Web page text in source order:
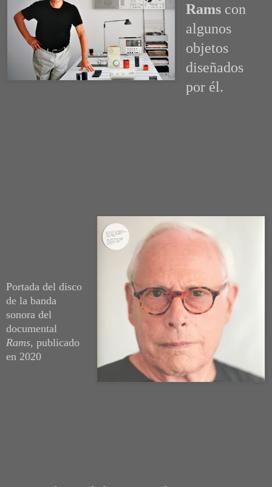
Rams con
algunos
objetos
diseñados
por él.
Portada del disco
de la banda
sonora del
documental
Rams, publicado
en 2020